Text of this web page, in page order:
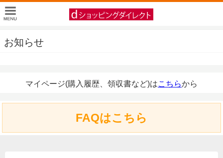
お知らせ
マイページ(購入履歴、領収書など)はこちらから
FAQはこちら